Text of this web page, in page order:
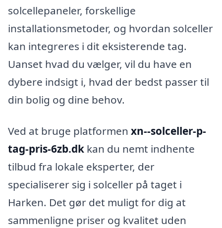
solcellepaneler, forskellige
installationsmetoder, og hvordan solceller
kan integreres i dit eksisterende tag.
Uanset hvad du vælger, vil du have en
dybere indsigt i, hvad der bedst passer til
din bolig og dine behov.
Ved at bruge platformen xn--solceller-p-
tag-pris-6zb.dk kan du nemt indhente
tilbud fra lokale eksperter, der
specialiserer sig i solceller på taget i
Harken. Det gør det muligt for dig at
sammenligne priser og kvalitet uden